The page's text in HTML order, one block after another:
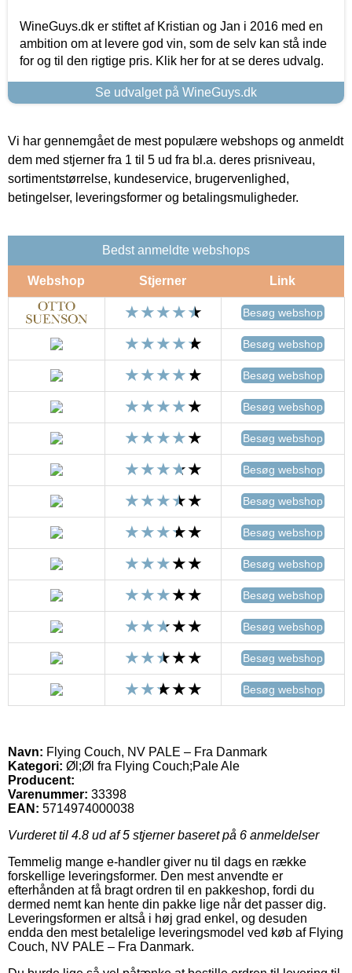
WineGuys.dk er stiftet af Kristian og Jan i 2016 med en
ambition om at levere god vin, som de selv kan stå inde
for og til den rigtige pris. Klik her for at se deres udvalg.
Se udvalget på WineGuys.dk
Vi har gennemgået de mest populære webshops og anmeldt
dem med stjerner fra 1 til 5 ud fra bl.a. deres prisniveau,
sortimentstørrelse, kundeservice, brugervenlighed,
betingelser, leveringsformer og betalingsmuligheder.
Bedst anmeldte webshops
Webshop Stjerner Link
Besøg webshop
Besøg webshop
Besøg webshop
Besøg webshop
Besøg webshop
Besøg webshop
Besøg webshop
Besøg webshop
Besøg webshop
Besøg webshop
Besøg webshop
Besøg webshop
Besøg webshop
Navn: Flying Couch, NV PALE – Fra Danmark
Kategori: Øl;Øl fra Flying Couch;Pale Ale
Producent:
Varenummer: 33398
EAN: 5714974000038
Vurderet til 4.8 ud af 5 stjerner baseret på 6 anmeldelser
Temmelig mange e-handler giver nu til dags en række
forskellige leveringsformer. Den mest anvendte er
efterhånden at få bragt ordren til en pakkeshop, fordi du
dermed nemt kan hente din pakke lige når det passer dig.
Leveringsformen er altså i høj grad enkel, og desuden
endda den mest betalelige leveringsmodel ved køb af Flying
Couch, NV PALE – Fra Danmark.